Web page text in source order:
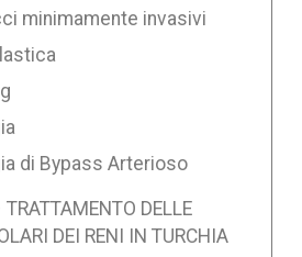
minimamente invasivi
di Bypass Arterioso
DELLE
DEI RENI IN TURCHIA